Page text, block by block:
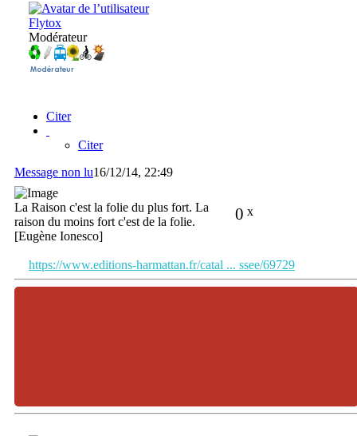
Flytox
Modérateur
Citer
Citer
Message non lu16/12/14, 22:49
0 x
La Raison c'est la folie du plus fort. La
raison du moins fort c'est de la folie.
[Eugène Ionesco]
https://www.editions-harmattan.fr/catal ... ssee/69729